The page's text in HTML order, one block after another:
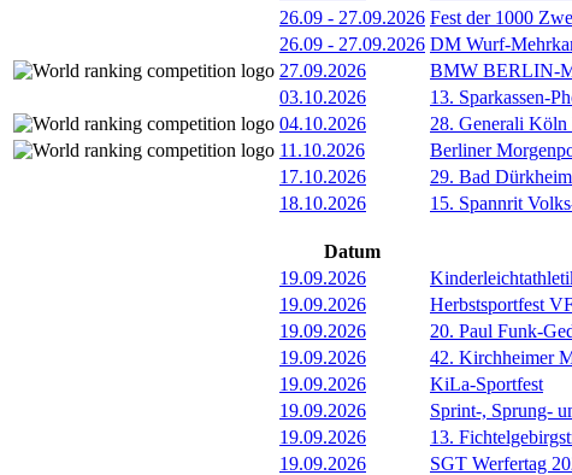
26.09 - 27.09.2026 Fest der 1000
26.09 - 27.09.2026 DM Wurf-
27.09.2026
BMW BERLIN-
03.10.2026
13. Sparkassen-
04.10.2026
28. Generali Köln
11.10.2026
Berliner
17.10.2026
29. Bad
18.10.2026
15. Spannrit
Datum
19.09.2026
19.09.2026
Herbstsportfest
19.09.2026
20. Paul Funk-
19.09.2026
42. Kirchheimer
19.09.2026
KiLa-Sportfest
19.09.2026
Sprint-, Sprung-
19.09.2026
13.
19.09.2026
SGT Werfertag